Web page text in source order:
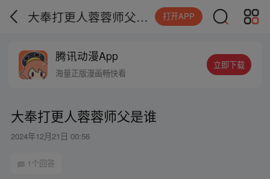
大奉打更人蓉蓉师父是谁 打开APP
腾讯动漫App
海量正版漫画畅快看
立即下载
大奉打更人蓉蓉师父是谁
2024年12月21日 00:56
1个回答